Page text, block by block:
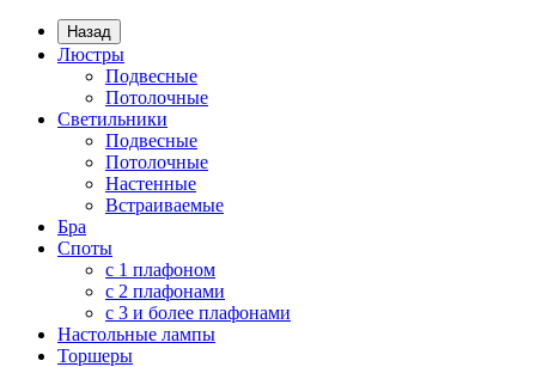
Назад
Люстры
Подвесные
Потолочные
Светильники
Подвесные
Потолочные
Настенные
Встраиваемые
Бра
Споты
с 1 плафоном
с 2 плафонами
с 3 и более плафонами
Настольные лампы
Торшеры